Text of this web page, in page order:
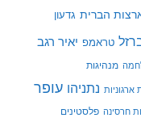
הברית גדעון
טראמפ יאיר רגב
מנהיגות
ארגוניות נתניהו עופר
חרסינה פלסטינים